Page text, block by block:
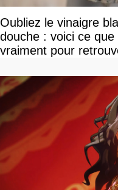
Oubliez le vinaigre
douche : voici ce
vraiment pour